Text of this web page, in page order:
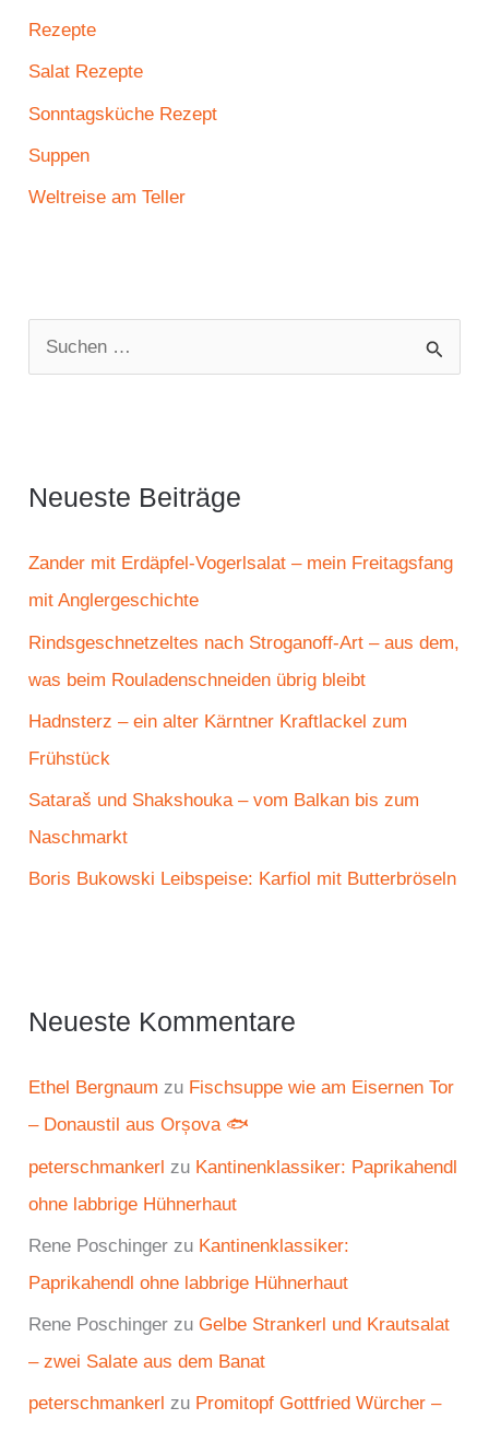
Rezepte
Salat Rezepte
Sonntagsküche Rezept
Suppen
Weltreise am Teller
u
e
n
a
c
Neueste Beiträge
Zander mit Erdäpfel-Vogerlsalat – mein Freitagsfang
mit Anglergeschichte
Rindsgeschnetzeltes nach Stroganoff-Art – aus dem,
was beim Rouladenschneiden übrig bleibt
Hadnsterz – ein alter Kärntner Kraftlackel zum
Frühstück
Sataraš und Shakshouka – vom Balkan bis zum
Naschmarkt
Boris Bukowski Leibspeise: Karfiol mit Butterbröseln
Neueste Kommentare
Ethel Bergnaum zu Fischsuppe wie am Eisernen Tor
– Donaustil aus Orșova 🐟
peterschmankerl zu Kantinenklassiker: Paprikahendl
ohne labbrige Hühnerhaut
Rene Poschinger zu Kantinenklassiker:
Paprikahendl ohne labbrige Hühnerhaut
Rene Poschinger zuGelbe Strankerl und Krautsalat
– zwei Salate aus dem Banat
peterschmankerl zu Promitopf Gottfried Würcher –